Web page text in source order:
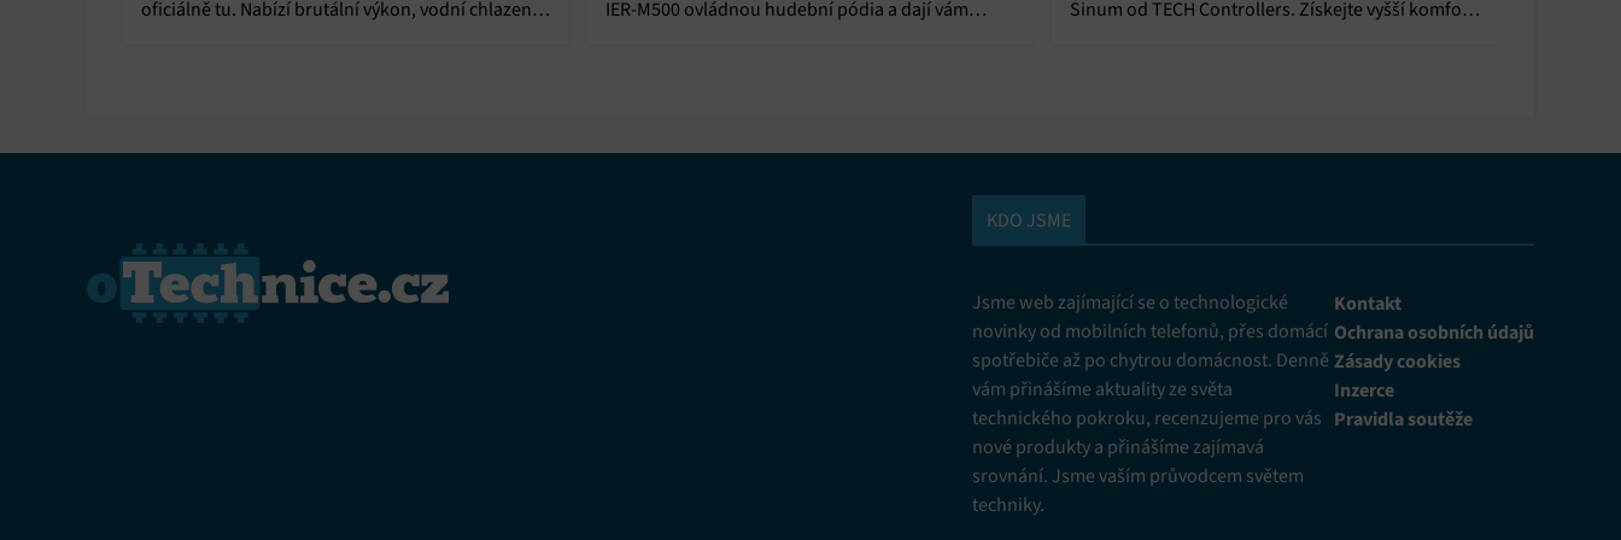
oficiálně tu. Nabízí brutální výkon, vodní chlazení a
IER-M500 ovládnou hudební pódia a dají vám
Sinum od TECH Controllers. Získejte vyšší komfort,
KDO JSME
Jsme web zajímající se o technologické
novinky od mobilních telefonů, přes domácí
spotřebiče až po chytrou domácnost. Denně
vám přinášíme aktuality ze světa
technického pokroku, recenzujeme pro vás
nové produkty a přinášíme zajímavá
srovnání. Jsme vaším průvodcem světem
techniky.
Kontakt
Ochrana osobních údajů
Zásady cookies
Inzerce
Pravidla soutěže